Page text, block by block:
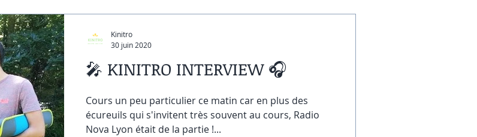
🎤 KINITRO INTERVIEW 🎧
Cours un peu particulier ce matin car en plus des
écureuils qui s'invitent très souvent au cours, Radio
Nova Lyon était de la partie !...
Kinitro
30 juin 2020